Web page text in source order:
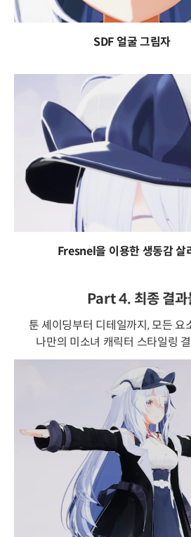
SDF 얼굴 그림자
Fresnel을 이용한 생동감 살
Part 4. 최종 결과
툰 셰이딩부터 디테일까지, 모든 요
나만의 미소녀 캐릭터 스타일링